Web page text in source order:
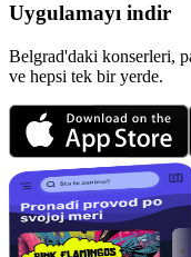
Uygulamayı indir
Belgrad'daki konserleri,
ve hepsi tek bir yerde.